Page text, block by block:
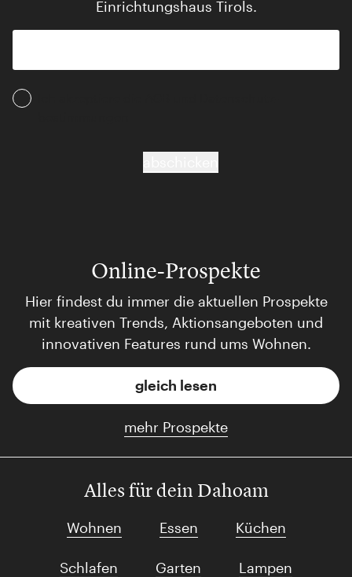
Einrichtungshaus Tirols.
Online-Prospekte
Hier findest du immer die aktuellen Prospekte
mit kreativen Trends, Aktionsangeboten und
innovativen Features rund ums Wohnen.
gleich lesen
mehr Prospekte
Alles für dein Dahoam
Wohnen Essen Küchen
Schlafen Garten Lampen